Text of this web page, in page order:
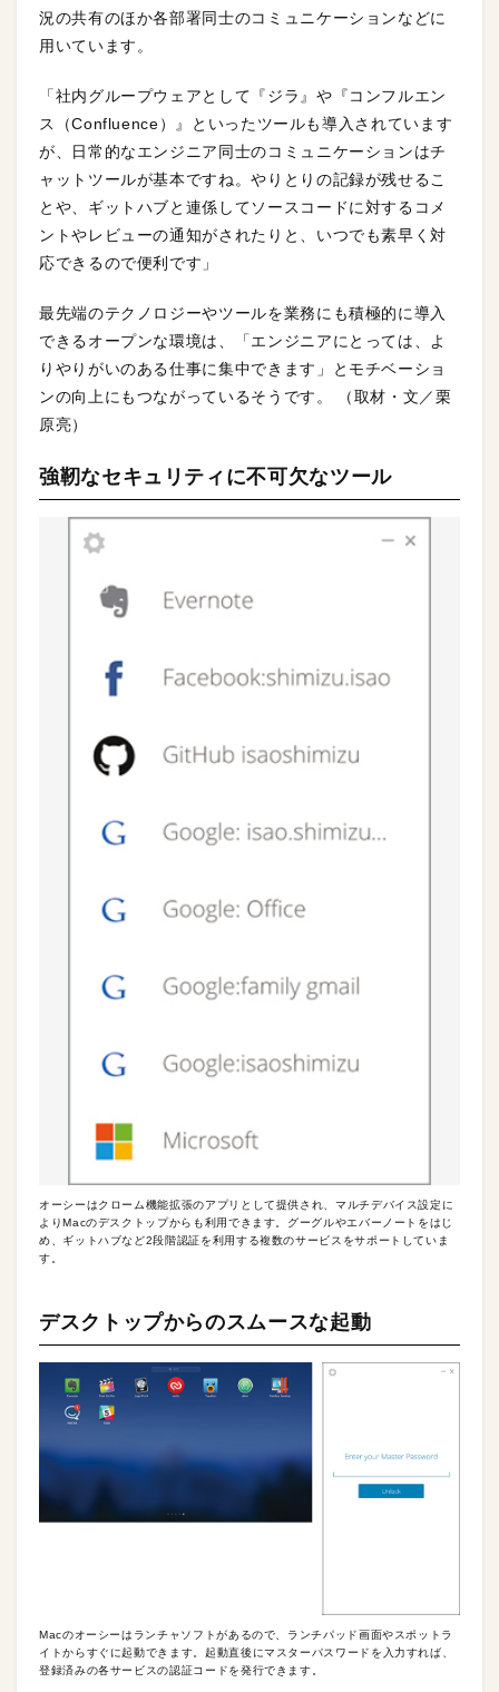
況の共有のほか各部署同士のコミュニケーションなどに
用いています。
「社内グループウェアとして『ジラ』や『コンフルエン
ス（Confluence）』といったツールも導入されています
が、日常的なエンジニア同士のコミュニケーションはチ
ャットツールが基本ですね。やりとりの記録が残せるこ
とや、ギットハブと連係してソースコードに対するコメ
ントやレビューの通知がされたりと、いつでも素早く対
応できるので便利です」
最先端のテクノロジーやツールを業務にも積極的に導入
できるオープンな環境は、「エンジニアにとっては、よ
りやりがいのある仕事に集中できます」とモチベーショ
ンの向上にもつながっているそうです。 （取材・文／栗
原亮）
強靭なセキュリティに不可欠なツール
オーシーはクローム機能拡張のアプリとして提供され、マルチデバイス設定に
よりMacのデスクトップからも利用できます。グーグルやエバーノートをはじ
め、ギットハブなど2段階認証を利用する複数のサービスをサポートしていま
す。
デスクトップからのスムースな起動
Macのオーシーはランチャソフトがあるので、ランチパッド画面やスポットラ
イトからすぐに起動できます。起動直後にマスターパスワードを入力すれば、
登録済みの各サービスの認証コードを発行できます。